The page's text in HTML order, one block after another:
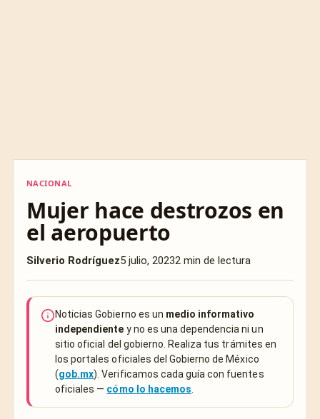
NACIONAL
Mujer hace destrozos en
el aeropuerto
Silverio Rodríguez5 julio, 20232 min de lectura
Noticias Gobierno es un medio informativo
independiente y no es una dependencia ni un
sitio oficial del gobierno. Realiza tus trámites en
los portales oficiales del Gobierno de México
(gob.mx). Verificamos cada guía con fuentes
oficiales — cómo lo hacemos